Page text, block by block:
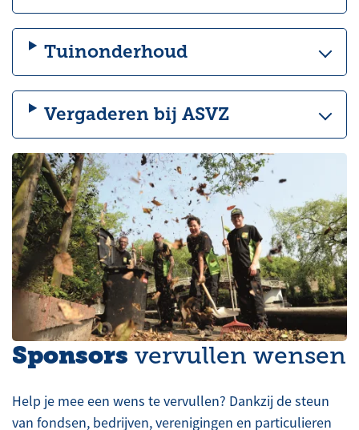
Tuinonderhoud
Vergaderen bij ASVZ
Sponsors vervullen wensen
Help je mee een wens te vervullen? Dankzij de steun
van fondsen, bedrijven, verenigingen en particulieren